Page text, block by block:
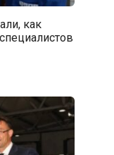
как